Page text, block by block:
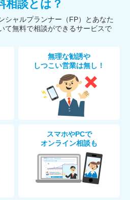
相談とは？
シャルプランナー（FP）とあなた
て無料で相談ができるサービスで
無理な勧誘や
しつこい営業は無し！
スマホやPCで
オンライン相談も